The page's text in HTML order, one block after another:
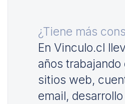
¿Tiene más
En Vinculo.cl
años trabajando
sitios web,
email,